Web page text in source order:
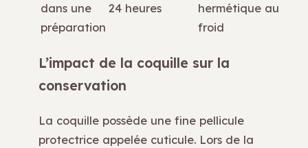
dans une
préparation
24 heures
hermétique au
froid
L’impact de la coquille sur la
conservation
La coquille possède une fine pellicule
protectrice appelée cuticule. Lors de la